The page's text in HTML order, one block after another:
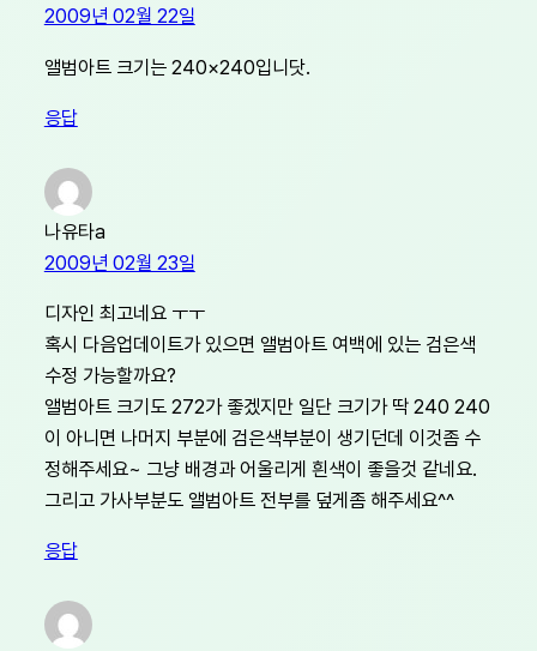
2009년 02월 22일
앨범아트 크기는 240×240입니닷.
응답
나유타a
2009년 02월 23일
디자인 최고네요 ㅜㅜ
혹시 다음업데이트가 있으면 앨범아트 여백에 있는 검은색
수정 가능할까요?
앨범아트 크기도 272가 좋겠지만 일단 크기가 딱 240 240
이 아니면 나머지 부분에 검은색부분이 생기던데 이것좀 수
정해주세요~ 그냥 배경과 어울리게 흰색이 좋을것 같네요.
그리고 가사부분도 앨범아트 전부를 덮게좀 해주세요^^
응답